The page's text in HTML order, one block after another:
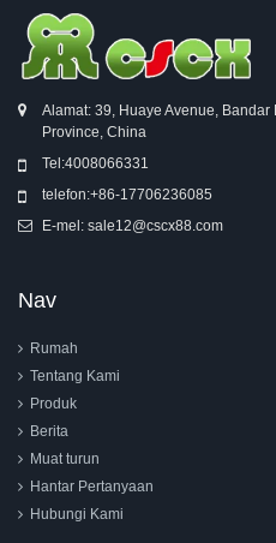
Alamat: 39, Huaye Avenue,
Province, China
Tel:4008066331
telefon:+86-17706236085
E-mel: sale12@cscx88.com
Nav
Rumah
Tentang Kami
Produk
Berita
Muat turun
Hantar Pertanyaan
Hubungi Kami